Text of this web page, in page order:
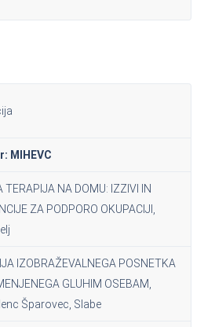
MIHEVC
TERAPIJA NA DOMU: IZZIVI IN
ZA PODPORO OKUPACIJI,
IZOBRAŽEVALNEGA POSNETKA
GLUHIM OSEBAM,
Šparovec, Slabe